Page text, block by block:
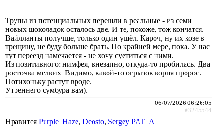
Трупы из потенциальных перешли в реальные - из семи
новых шоколадок осталось две. И те, похоже, тож кончатся.
Вайлланты получше, только один ушёл. Кароч, ну их козе в
трещину, не буду больше брать. По крайней мере, пока. У нас
тут переезд намечается - не хочу суетиться с ними.
Из позитивного: нимфея, внезапно, откуда-то пробилась. Два
росточка мелких. Видимо, какой-то огрызок корня пророс.
Потихоньку растут вроде.
Утреннего сумбура вам).
06/07/2026 06:26:05
#3245544
Нравится Purple_Haze, Deosto, Sergey PAT_A